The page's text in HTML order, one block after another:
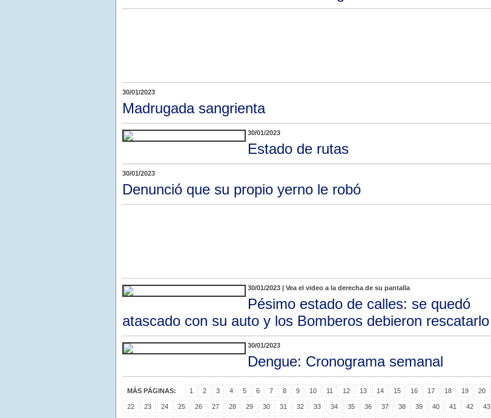
30/01/2023
Madrugada sangrienta
30/01/2023
Estado de rutas
30/01/2023
Denunció que su propio yerno le robó
30/01/2023 | Vea el video a la derecha de su pantalla
Pésimo estado de calles: se quedó
atascado con su auto y los Bomberos debieron rescatarlo
30/01/2023
Dengue: Cronograma semanal
MÁS PÁGINAS: 1 2 3 4 5 6 7 8 9 10 11 12 13 14 15 16 17 18 19 20
22 23 24 25 26 27 28 29 30 31 32 33 34 35 36 37 38 39 40 41 42 43